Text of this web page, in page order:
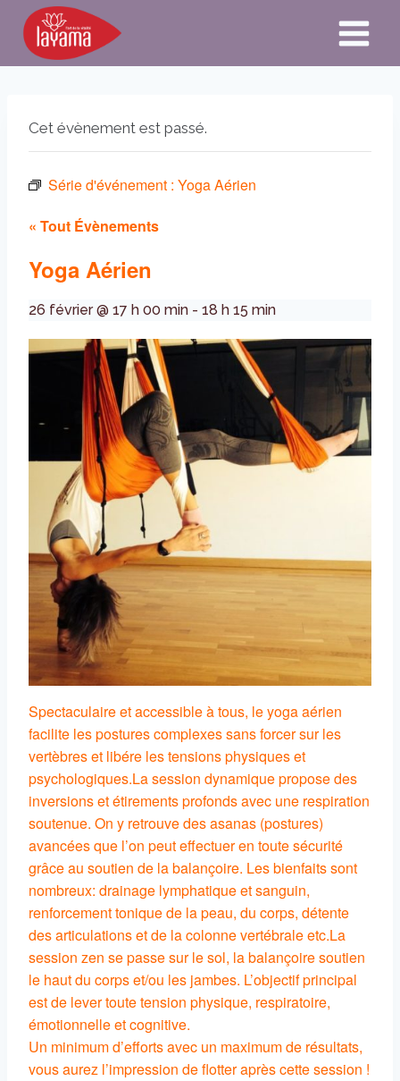
Aller
contenu
Cet évènement est passé.
Série d'événement : Yoga Aérien
« Tout Évènements
Yoga Aérien
26 février @ 17 h 00 min - 18 h 15 min
Spectaculaire et accessible à tous, le yoga aérien
facilite les postures complexes sans forcer sur les
vertèbres et libére les tensions physiques et
psychologiques.La session dynamique propose des
inversions et étirements profonds avec une respiration
soutenue. On y retrouve des asanas (postures)
avancées que l’on peut effectuer en toute sécurité
grâce au soutien de la balançoire. Les bienfaits sont
nombreux: drainage lymphatique et sanguin,
renforcement tonique de la peau, du corps, détente
des articulations et de la colonne vertébrale etc.La
session zen se passe sur le sol, la balançoire soutien
le haut du corps et/ou les jambes. L’objectif principal
est de lever toute tension physique, respiratoire,
émotionnelle et cognitive.
Un minimum d’efforts avec un maximum de résultats,
vous aurez l’impression de flotter après cette session !